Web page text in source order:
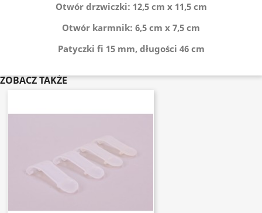
Otwór drzwiczki: 12,5 cm x 11,5 cm
Otwór karmnik: 6,5 cm x 7,5 cm
Patyczki fi 15 mm, długości 46 cm
ZOBACZ TAKŻE